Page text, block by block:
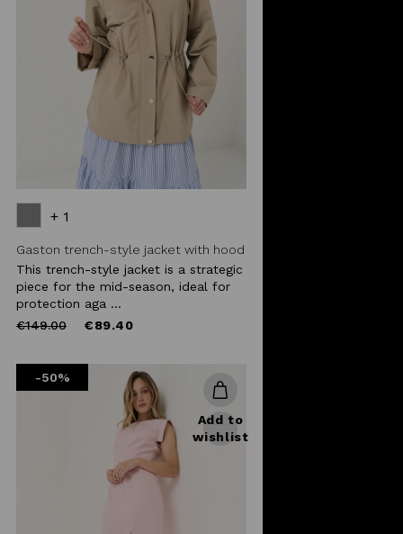
+ 1
Gaston trench-style jacket with hood
This trench-style jacket is a strategic
piece for the mid-season, ideal for
protection aga ...
Price
€149.00to €89.40
-50%
Add to
wishlist